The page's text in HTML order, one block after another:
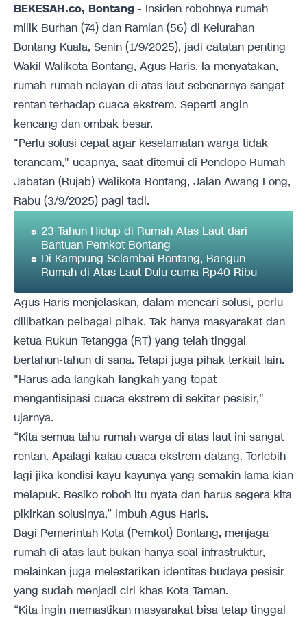
BEKESAH.co, Bontang - Insiden robohnya rumah
milik Burhan (74) dan Ramlan (56) di Kelurahan
Bontang Kuala, Senin (1/9/2025), jadi catatan penting
Wakil Walikota Bontang, Agus Haris. Ia menyatakan,
rumah-rumah nelayan di atas laut sebenarnya sangat
rentan terhadap cuaca ekstrem. Seperti angin
kencang dan ombak besar.
"Perlu solusi cepat agar keselamatan warga tidak
terancam," ucapnya, saat ditemui di Pendopo Rumah
Jabatan (Rujab) Walikota Bontang, Jalan Awang Long,
Rabu (3/9/2025) pagi tadi.
23 Tahun Hidup di Rumah Atas Laut dari
Bantuan Pemkot Bontang
Di Kampung Selambai Bontang, Bangun
Rumah di Atas Laut Dulu cuma Rp40 Ribu
Agus Haris menjelaskan, dalam mencari solusi, perlu
dilibatkan pelbagai pihak. Tak hanya masyarakat dan
ketua Rukun Tetangga (RT) yang telah tinggal
bertahun-tahun di sana. Tetapi juga pihak terkait lain.
"Harus ada langkah-langkah yang tepat
mengantisipasi cuaca ekstrem di sekitar pesisir,"
ujarnya.
“Kita semua tahu rumah warga di atas laut ini sangat
rentan. Apalagi kalau cuaca ekstrem datang. Terlebih
lagi jika kondisi kayu-kayunya yang semakin lama kian
melapuk. Resiko roboh itu nyata dan harus segera kita
pikirkan solusinya,” imbuh Agus Haris.
Bagi Pemerintah Kota (Pemkot) Bontang, menjaga
rumah di atas laut bukan hanya soal infrastruktur,
melainkan juga melestarikan identitas budaya pesisir
yang sudah menjadi ciri khas Kota Taman.
“Kita ingin memastikan masyarakat bisa tetap tinggal